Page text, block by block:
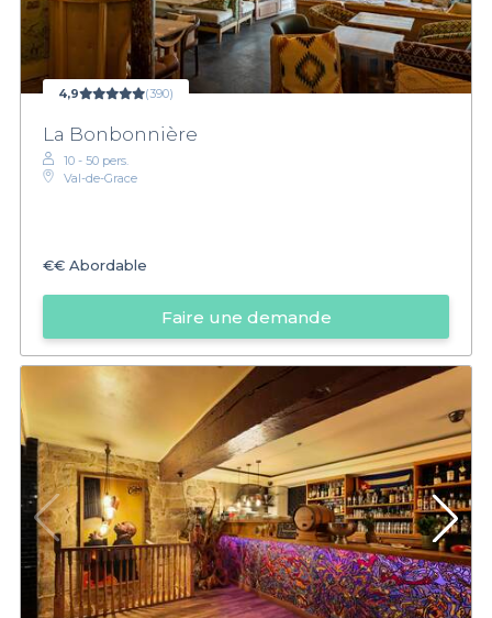
4,9 (390)
La Bonbonnière
10 - 50 pers.
Val-de-Grace
€€ Abordable
Faire une demande